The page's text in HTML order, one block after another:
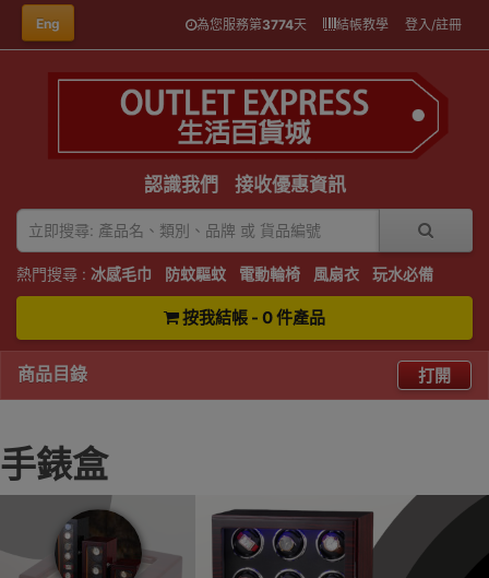
Eng 為您服務第3774天 結帳教學 登入/註冊
認識我們 接收優惠資訊
熱門搜尋 : 冰感毛巾 防蚊驅蚊 電動輪椅 風扇衣 玩水必備
按我結帳 - 0 件產品
商品目錄 打開
手錶盒